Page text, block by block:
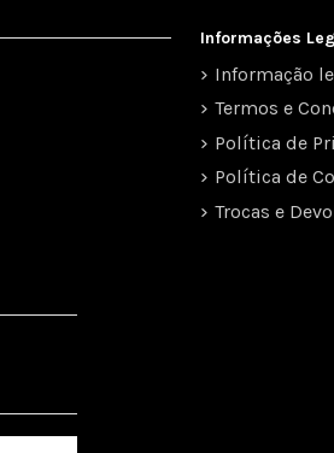
Informações
Informação
Termos e
Política de
Política de
Trocas e